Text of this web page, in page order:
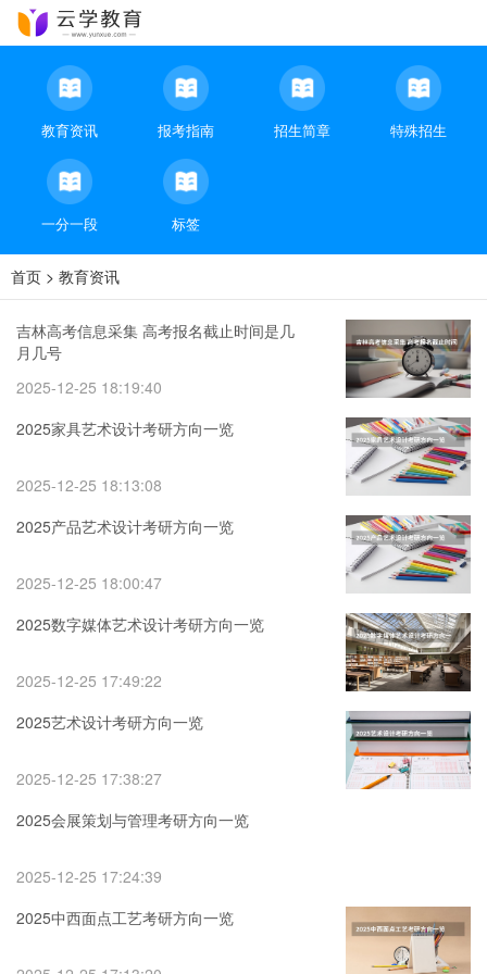
教育资讯 报考指南 招生简章 特殊招生
一分一段 标签
首页 > 教育资讯
吉林高考信息采集 高考报名截止时间是几
月几号
2025-12-25 18:19:40
2025家具艺术设计考研方向一览
2025-12-25 18:13:08
2025产品艺术设计考研方向一览
2025-12-25 18:00:47
2025数字媒体艺术设计考研方向一览
2025-12-25 17:49:22
2025艺术设计考研方向一览
2025-12-25 17:38:27
2025会展策划与管理考研方向一览
2025-12-25 17:24:39
2025中西面点工艺考研方向一览